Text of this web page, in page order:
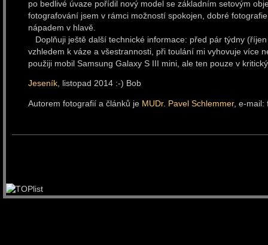
po bedlivé úvaze pořídil nový model se základním setovým
fotografování jsem v rámci možností spokojen, dobré
nápadem v hlavě.
Doplňuji ještě další technické informace: před pár týdny
vzhledem k váze a všestrannosti, při toulání mi vyhovuje více
použiji mobil Samsung Galaxy S III mini, ale ten pouze v
Jeseník, listopad 2014 :-) Bob
Autorem fotografií a článků je MUDr. Pavel Schlemmer, e-mail: